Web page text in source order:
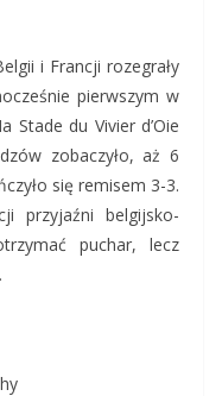
i Francji rozegrały
pierwszym w
Stade du Vivier d’Oie
zobaczyło, aż 6
się remisem 3-3.
przyjaźni belgijsko-
puchar, lecz